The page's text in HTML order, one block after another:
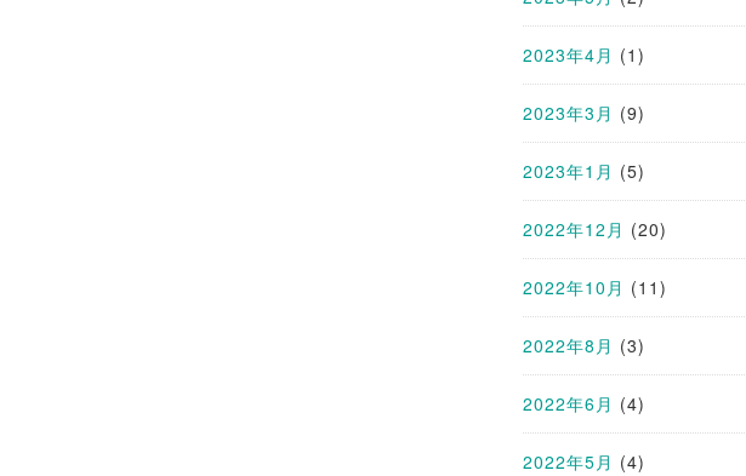
2023年4月 (1)
2023年3月 (9)
2023年1月 (5)
2022年12月 (20)
2022年10月 (11)
2022年8月 (3)
2022年6月 (4)
2022年5月 (4)